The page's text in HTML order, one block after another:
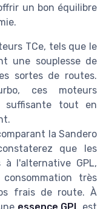
un bon équilibre
TCe, tels que le
une souplesse de
sortes de routes.
ces moteurs
suffisante tout en
la Sandero
que les
à l'alternative GPL,
très
frais de route. À
essence GPL est